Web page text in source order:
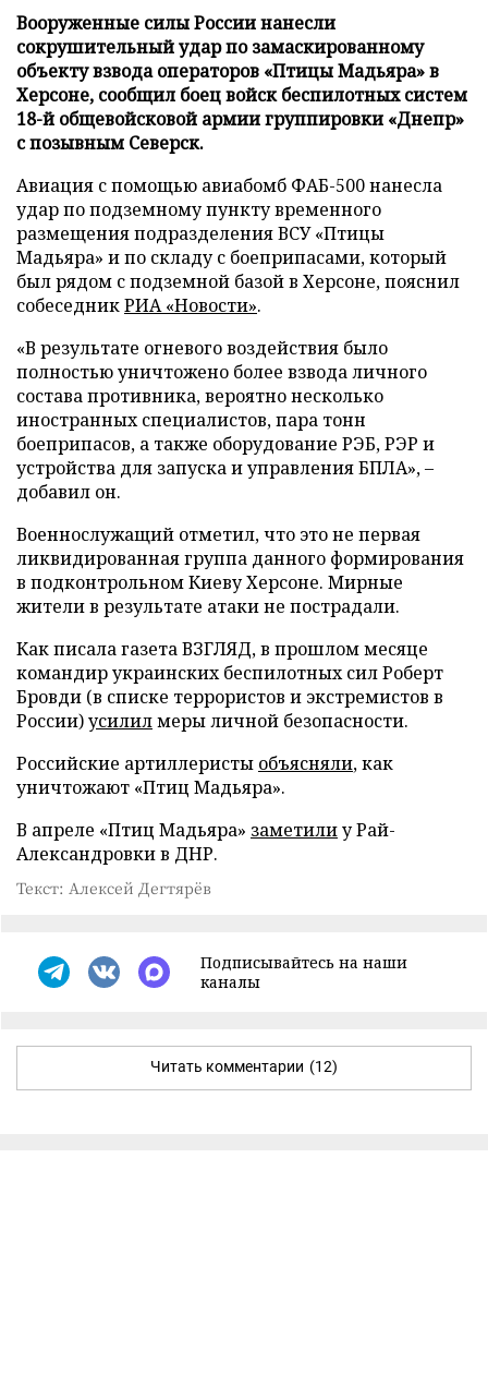
Вооруженные силы России нанесли
сокрушительный удар по замаскированному
объекту взвода операторов «Птицы Мадьяра» в
Херсоне, сообщил боец войск беспилотных систем
18-й общевойсковой армии группировки «Днепр»
с позывным Северск.
Авиация с помощью авиабомб ФАБ-500 нанесла
удар по подземному пункту временного
размещения подразделения ВСУ «Птицы
Мадьяра» и по складу с боеприпасами, который
был рядом с подземной базой в Херсоне, пояснил
собеседникРИА «Новости».
«В результате огневого воздействия было
полностью уничтожено более взвода личного
состава противника, вероятно несколько
иностранных специалистов, пара тонн
боеприпасов, а также оборудование РЭБ, РЭР и
устройства для запуска и управления БПЛА», –
добавил он.
Военнослужащий отметил, что это не первая
ликвидированная группа данного формирования
в подконтрольном Киеву Херсоне. Мирные
жители в результате атаки не пострадали.
Как писала газета ВЗГЛЯД, в прошлом месяце
командир украинских беспилотных сил Роберт
Бровди (в списке террористов и экстремистов в
России)усилилмеры личной безопасности.
Российские артиллеристы объясняли, как
уничтожают «Птиц Мадьяра».
В апреле «Птиц Мадьяра» заметилиу Рай-
Александровки в ДНР.
Текст: Алексей Дегтярёв
Подписывайтесь на наши
каналы
Читать комментарии (12)